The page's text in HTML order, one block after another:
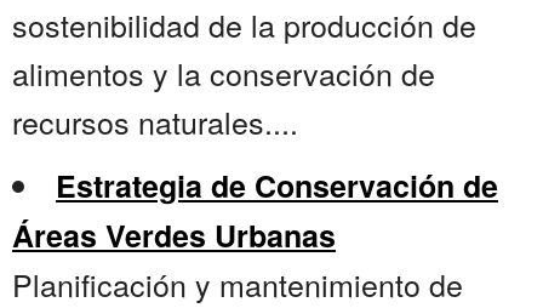
sostenibilidad de la producción de
alimentos y la conservación de
recursos naturales....
Estrategia de Conservación de
Áreas Verdes Urbanas
Planificación y mantenimiento de